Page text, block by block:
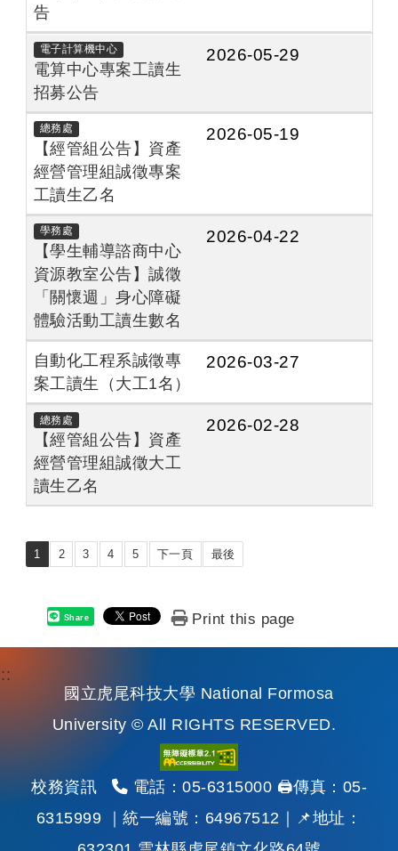
告
電子計算機中心
電算中心專案工讀生
招募公告
2026-05-29
總務處
【經管組公告】資產
經營管理組誠徵專案
工讀生乙名
2026-05-19
學務處
【學生輔導諮商中心
資源教室公告】誠徵
「關懷週」身心障礙
體驗活動工讀生數名
2026-04-22
自動化工程系誠徵專
案工讀生（大工1名）
2026-03-27
總務處
【經管組公告】資產
經營管理組誠徵大工
讀生乙名
2026-02-28
1 2 3 4 5 下一頁 最後
Share Print this page
國立虎尾科技大學 National Formosa
University © All RIGHTS RESERVED.
校務資訊 電話：
電話：05-6315000 🖨️傳真：05-
6315999 ｜統一編號：64967512｜
📌地址：